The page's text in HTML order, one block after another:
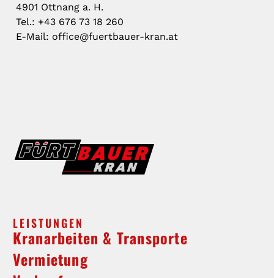
4901 Ottnang a. H.
Tel.: +43 676 73 18 260
E-Mail: office@fuertbauer-kran.at
LEISTUNGEN
Kranarbeiten & Transporte
Vermietung